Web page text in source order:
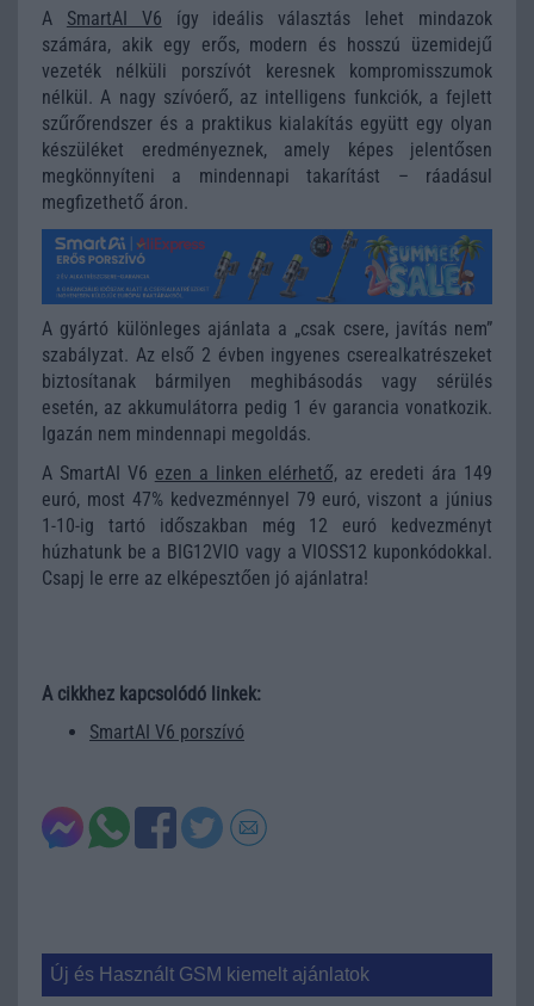
A SmartAI V6 így ideális választás lehet mindazok
számára, akik egy erős, modern és hosszú üzemidejű
vezeték nélküli porszívót keresnek kompromisszumok
nélkül. A nagy szívóerő, az intelligens funkciók, a fejlett
szűrőrendszer és a praktikus kialakítás együtt egy olyan
készüléket eredményeznek, amely képes jelentősen
megkönnyíteni a mindennapi takarítást – ráadásul
megfizethető áron.
A gyártó különleges ajánlata a „csak csere, javítás nem”
szabályzat. Az első 2 évben ingyenes cserealkatrészeket
biztosítanak bármilyen meghibásodás vagy sérülés
esetén, az akkumulátorra pedig 1 év garancia vonatkozik.
Igazán nem mindennapi megoldás.
A SmartAI V6 ezen a linken elérhető, az eredeti ára 149
euró, most 47% kedvezménnyel 79 euró, viszont a június
1-10-ig tartó időszakban még 12 euró kedvezményt
húzhatunk be a BIG12VIO vagy a VIOSS12 kuponkódokkal.
Csapj le erre az elképesztően jó ajánlatra!
A cikkhez kapcsolódó linkek:
SmartAI V6 porszívó
Új és Használt GSM kiemelt ajánlatok